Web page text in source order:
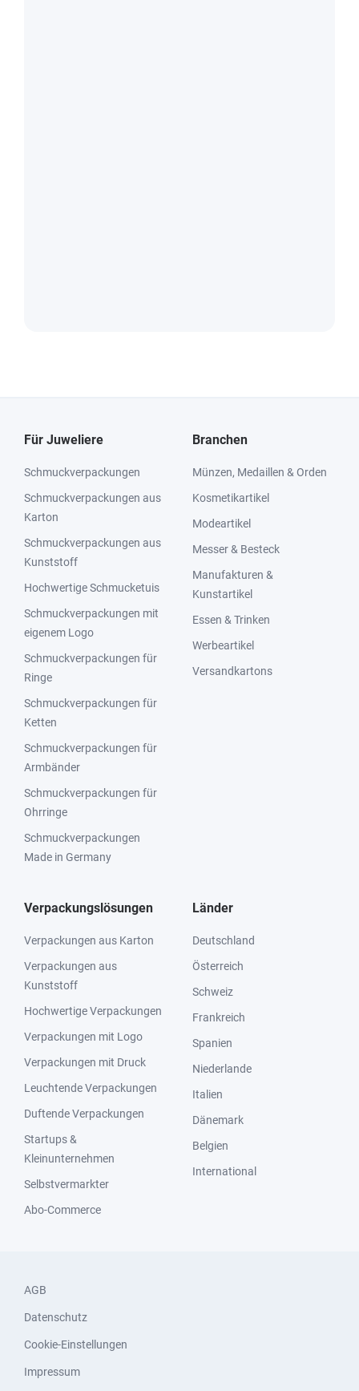
Für Juweliere
Schmuckverpackungen
Schmuckverpackungen aus
Karton
Schmuckverpackungen aus
Kunststoff
Hochwertige Schmucketuis
Schmuckverpackungen mit
eigenem Logo
Schmuckverpackungen für
Ringe
Schmuckverpackungen für
Ketten
Schmuckverpackungen für
Armbänder
Schmuckverpackungen für
Ohrringe
Schmuckverpackungen
Made in Germany
Branchen
Münzen, Medaillen & Orden
Kosmetikartikel
Modeartikel
Messer & Besteck
Manufakturen &
Kunstartikel
Essen & Trinken
Werbeartikel
Versandkartons
Verpackungslösungen
Verpackungen aus Karton
Verpackungen aus
Kunststoff
Hochwertige Verpackungen
Verpackungen mit Logo
Verpackungen mit Druck
Leuchtende Verpackungen
Duftende Verpackungen
Startups &
Kleinunternehmen
Selbstvermarkter
Abo-Commerce
Länder
Deutschland
Österreich
Schweiz
Frankreich
Spanien
Niederlande
Italien
Dänemark
Belgien
International
AGB
Datenschutz
Cookie-Einstellungen
Impressum